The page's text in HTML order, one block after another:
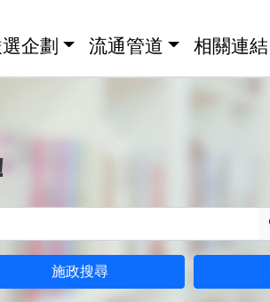
企劃 流通管道 相關連結
施政搜尋